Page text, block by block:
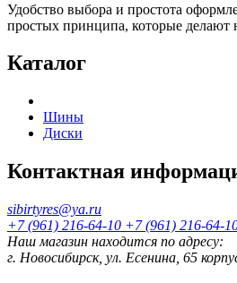
Удобство выбора и простота
простых принципа, которые
Каталог
Шины
Диски
Контактная
sibirtyres@ya.ru
+7 (961) 216-64-10 +7 (961) 216-64-
Наш магазин находится по адресу:
г. Новосибирск, ул. Есенина, 65